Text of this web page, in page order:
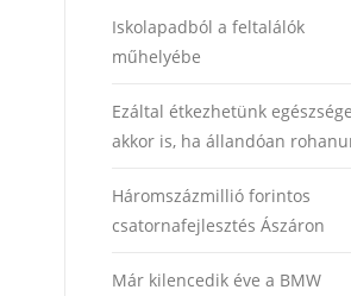
Iskolapadból a feltalálók
műhelyébe
Ezáltal étkezhetünk
akkor is, ha állandóan
Háromszázmillió forintos
csatornafejlesztés Ászáron
Már kilencedik éve a BMW